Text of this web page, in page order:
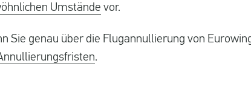
Umstände vor.
Sie genau über die Flugannullierung von
.